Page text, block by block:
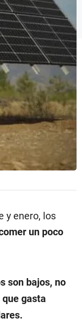
y enero, los
un poco
son bajos, no
gasta